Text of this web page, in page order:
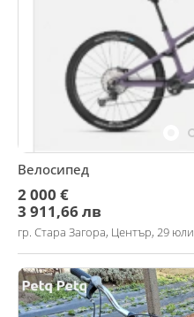
Велосипед
2 000 €
3 911,66 лв
гр. Стара Загора, Център, 29 юли